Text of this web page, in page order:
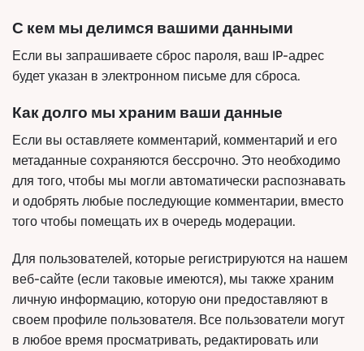
С кем мы делимся вашими данными
Если вы запрашиваете сброс пароля, ваш IP-адрес
будет указан в электронном письме для сброса.
Как долго мы храним ваши данные
Если вы оставляете комментарий, комментарий и его
метаданные сохраняются бессрочно. Это необходимо
для того, чтобы мы могли автоматически распознавать
и одобрять любые последующие комментарии, вместо
того чтобы помещать их в очередь модерации.
Для пользователей, которые регистрируются на нашем
веб-сайте (если таковые имеются), мы также храним
личную информацию, которую они предоставляют в
своем профиле пользователя. Все пользователи могут
в любое время просматривать, редактировать или